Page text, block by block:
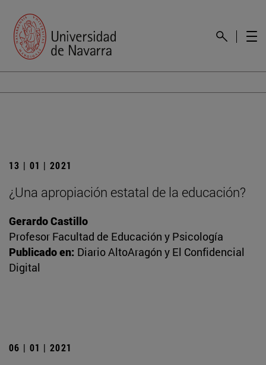
13 | 01 | 2021
¿Una apropiación estatal de la educación?
Gerardo Castillo
Profesor Facultad de Educación y Psicología
Publicado en: Diario AltoAragón y El Confidencial
Digital
06 | 01 | 2021